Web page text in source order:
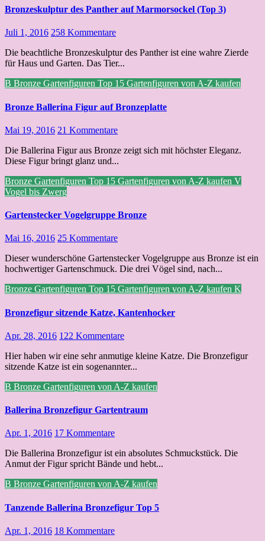
Bronzeskulptur des Panther auf Marmorsockel (Top 3)
Juli 1, 2016 258 Kommentare
Die beachtliche Bronzeskulptur des Panther ist eine wahre Zierde
für Haus und Garten. Das Tier...
B Bronze Gartenfiguren Top 15 Gartenfiguren von A-Z kaufen
Bronze Ballerina Figur auf Bronzeplatte
Mai 19, 2016 21 Kommentare
Die Ballerina Figur aus Bronze zeigt sich mit höchster Eleganz.
Diese Figur bringt glanz und...
Bronze Gartenfiguren Top 15 Gartenfiguren von A-Z kaufen V
Vogel bis Zwerg
Gartenstecker Vogelgruppe Bronze
Mai 16, 2016 25 Kommentare
Dieser wunderschöne Gartenstecker Vogelgruppe aus Bronze ist ein
hochwertiger Gartenschmuck. Die drei Vögel sind, nach...
Bronze Gartenfiguren Top 15 Gartenfiguren von A-Z kaufen K
Bronzefigur sitzende Katze, Kantenhocker
Apr. 28, 2016 122 Kommentare
Hier haben wir eine sehr anmutige kleine Katze. Die Bronzefigur
sitzende Katze ist ein sogenannter...
B Bronze Gartenfiguren von A-Z kaufen
Ballerina Bronzefigur Gartentraum
Apr. 1, 2016 17 Kommentare
Die Ballerina Bronzefigur ist ein absolutes Schmuckstück. Die
Anmut der Figur spricht Bände und hebt...
B Bronze Gartenfiguren von A-Z kaufen
Tanzende Ballerina Bronzefigur Top 5
Apr. 1, 2016 18 Kommentare